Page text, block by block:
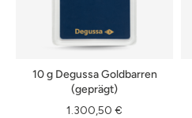
10 g Degussa Goldbarren
(geprägt)
1.300,50 €